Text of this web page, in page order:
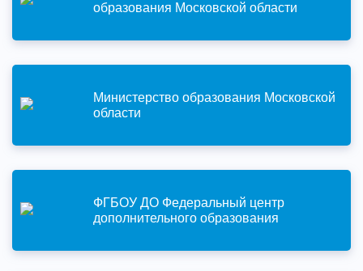
образования Московской области
Министерство образования Московской
области
ФГБОУ ДО Федеральный центр
дополнительного образования